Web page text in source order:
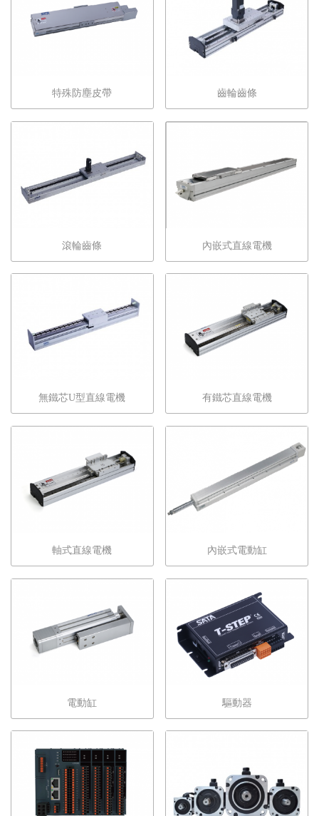
特殊防塵皮帶 齒輪齒條
滾輪齒條 內嵌式直線電機
無鐵芯U型直線電機 有鐵芯直線電機
軸式直線電機 內嵌式電動缸
電動缸 驅動器